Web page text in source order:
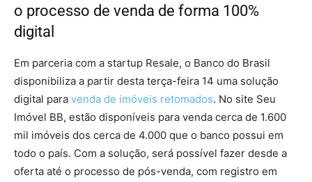
o processo de venda de forma 100%
digital
Em parceria com a startup Resale, o Banco do Brasil
disponibiliza a partir desta terça-feira 14 uma solução
digital para venda de imóveis retomados. No site Seu
Imóvel BB, estão disponíveis para venda cerca de 1.600
mil imóveis dos cerca de 4.000 que o banco possui em
todo o país. Com a solução, será possível fazer desde a
oferta até o processo de pós-venda, com registro em